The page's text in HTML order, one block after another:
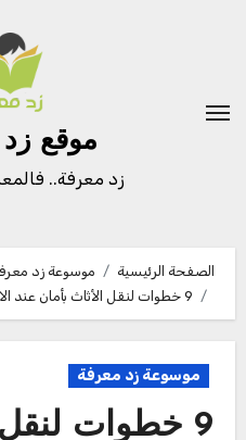
موقع
زد معرفة..
الصفحة الرئيسية
موسوعة زد
9 خطوات لنقل الأثاث بأمان عند الانتقال لمنزل جديد
موسوعة زد معرفة
9 خطوات